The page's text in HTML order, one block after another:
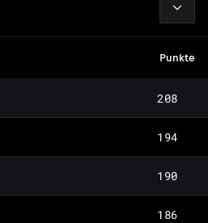
Punkte
208
194
190
186